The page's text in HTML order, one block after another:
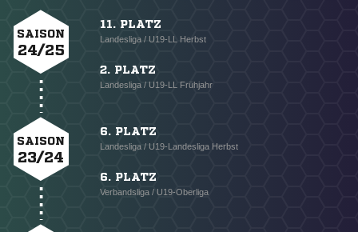
SAISON
24/25
11. PLATZ
Landesliga / U19-LL Herbst
2. PLATZ
Landesliga / U19-LL Frühjahr
SAISON
23/24
6. PLATZ
Landesliga / U19-Landesliga Herbst
6. PLATZ
Verbandsliga / U19-Oberliga